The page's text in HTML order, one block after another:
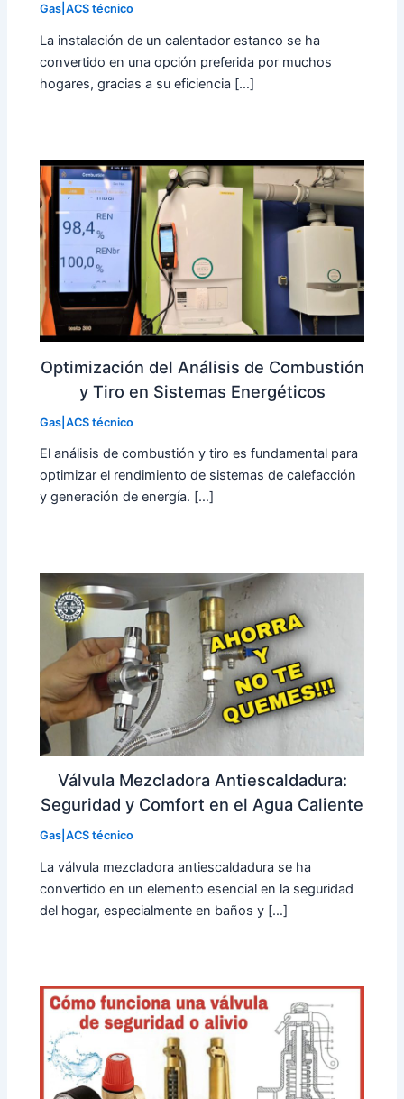
Gas|ACS técnico
La instalación de un calentador estanco se ha
convertido en una opción preferida por muchos
hogares, gracias a su eficiencia […]
Optimización del Análisis de Combustión
y Tiro en Sistemas Energéticos
Gas|ACS técnico
El análisis de combustión y tiro es fundamental para
optimizar el rendimiento de sistemas de calefacción
y generación de energía. […]
Válvula Mezcladora Antiescaldadura:
Seguridad y Comfort en el Agua Caliente
Gas|ACS técnico
La válvula mezcladora antiescaldadura se ha
convertido en un elemento esencial en la seguridad
del hogar, especialmente en baños y […]